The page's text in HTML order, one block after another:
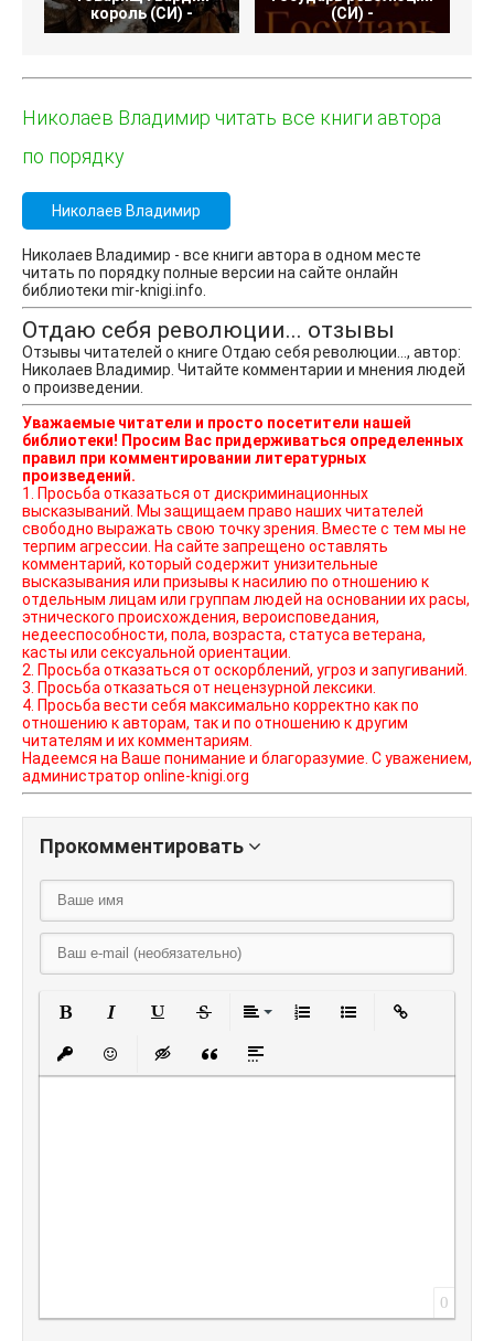
король (СИ) -
(СИ) -
Николаев Владимир читать все книги автора
по порядку
Николаев Владимир
Николаев Владимир - все книги автора в одном месте
читать по порядку полные версии на сайте онлайн
библиотеки mir-knigi.info.
Отдаю себя революции... отзывы
Отзывы читателей о книге Отдаю себя революции..., автор:
Николаев Владимир. Читайте комментарии и мнения людей
о произведении.
Уважаемые читатели и просто посетители нашей
библиотеки! Просим Вас придерживаться определенных
правил при комментировании литературных
произведений.
1. Просьба отказаться от дискриминационных
высказываний. Мы защищаем право наших читателей
свободно выражать свою точку зрения. Вместе с тем мы не
терпим агрессии. На сайте запрещено оставлять
комментарий, который содержит унизительные
высказывания или призывы к насилию по отношению к
отдельным лицам или группам людей на основании их расы,
этнического происхождения, вероисповедания,
недееспособности, пола, возраста, статуса ветерана,
касты или сексуальной ориентации.
2. Просьба отказаться от оскорблений, угроз и запугиваний.
3. Просьба отказаться от нецензурной лексики.
4. Просьба вести себя максимально корректно как по
отношению к авторам, так и по отношению к другим
читателям и их комментариям.
Надеемся на Ваше понимание и благоразумие. С уважением,
администратор online-knigi.org
Прокомментировать
Вставить защищенную ссылку
Вставить смайлик
Вставка скрытого текста
Вставка цитаты
Вставка спойлера
0